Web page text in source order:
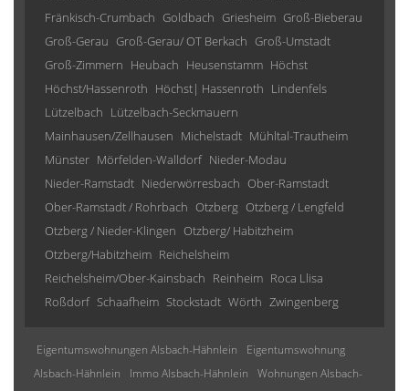
Fränkisch-Crumbach Goldbach Griesheim Groß-Bieberau
Groß-Gerau Groß-Gerau/ OT Berkach Groß-Umstadt
Groß-Zimmern Heubach Heusenstamm Höchst
Höchst/Hassenroth Höchst| Hassenroth Lindenfels
Lützelbach Lützelbach-Seckmauern
Mainhausen/Zellhausen Michelstadt Mühltal-Trautheim
Münster Mörfelden-Walldorf Nieder-Modau
Nieder-Ramstadt Niederwörresbach Ober-Ramstadt
Ober-Ramstadt / Rohrbach Otzberg Otzberg / Lengfeld
Otzberg / Nieder-Klingen Otzberg/ Habitzheim
Otzberg/Habitzheim Reichelsheim
Reichelsheim/Ober-Kainsbach Reinheim Roca Llisa
Roßdorf Schaafheim Stockstadt Wörth Zwingenberg
Eigentumswohnungen Alsbach-Hähnlein
Eigentumswohnung
Alsbach-Hähnlein
Immo Alsbach-Hähnlein
Wohnungen Alsbach-